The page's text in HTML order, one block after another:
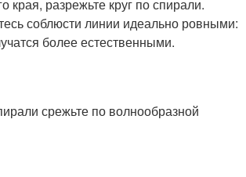
края, разрежьте круг по спирали.
соблюсти линии идеально ровными:
более естественными.
срежьте по волнообразной